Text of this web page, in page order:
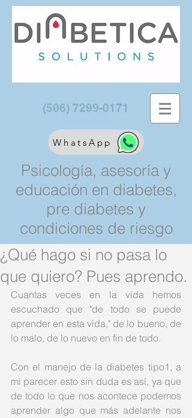
(506) 7299-0171
WhatsApp
Psicología, asesoría y
educación en diabetes,
pre diabetes y
condiciones de riesgo
¿Qué hago si no pasa lo
que quiero? Pues aprendo.
Cuantas veces en la vida hemos
escuchado que "de todo se puede
aprender en esta vida," de lo bueno, de
lo malo, de lo nuevo en fin de todo.
Con el manejo de la diabetes tipo1, a
mi parecer esto sin duda es así, ya que
de todo lo que nos acontece podemos
aprender algo que más adelante nos